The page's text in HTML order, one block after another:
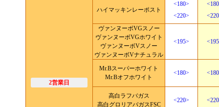
2営業日
ハイマッキンレーポスト
<180>
<220>
ヴァンヌーボVGスノー
ヴァンヌーボVGホワイト
ヴァンヌーボVスノー
ヴァンヌーボVナチュラル
<195>
Mr.Bスーパーホワイト
Mr.Bオフホワイト
<180>
高白ラフバガス
高白グロリアバガスFSC
<220>